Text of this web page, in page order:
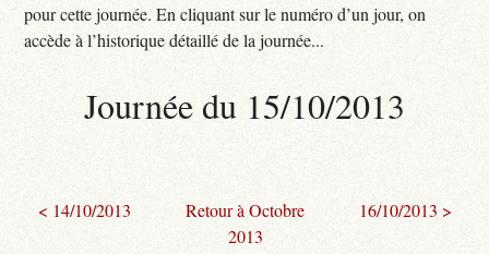
pour cette journée. En cliquant sur le numéro d’un jour, on
accède à l’historique détaillé de la journée...
Journée du 15/10/2013
< 14/10/2013
Retour à Octobre
2013
16/10/2013 >